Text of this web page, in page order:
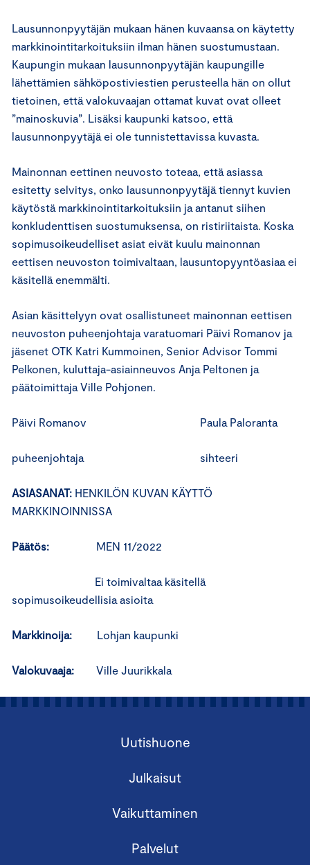
Lausunnonpyytäjän mukaan hänen kuvaansa on käytetty
markkinointitarkoituksiin ilman hänen suostumustaan.
Kaupungin mukaan lausunnonpyytäjän kaupungille
lähettämien sähköpostiviestien perusteella hän on ollut
tietoinen, että valokuvaajan ottamat kuvat ovat olleet
”mainoskuvia”. Lisäksi kaupunki katsoo, että
lausunnonpyytäjä ei ole tunnistettavissa kuvasta.
Mainonnan eettinen neuvosto toteaa, että asiassa
esitetty selvitys, onko lausunnonpyytäjä tiennyt kuvien
käytöstä markkinointitarkoituksiin ja antanut siihen
konkludenttisen suostumuksensa, on ristiriitaista. Koska
sopimusoikeudelliset asiat eivät kuulu mainonnan
eettisen neuvoston toimivaltaan, lausuntopyyntöasiaa ei
käsitellä enemmälti.
Asian käsittelyyn ovat osallistuneet mainonnan eettisen
neuvoston puheenjohtaja varatuomari Päivi Romanov ja
jäsenet OTK Katri Kummoinen, Senior Advisor Tommi
Pelkonen, kuluttaja-asiainneuvos Anja Peltonen ja
päätoimittaja Ville Pohjonen.
Päivi Romanov Paula Paloranta
puheenjohtaja sihteeri
ASIASANAT: HENKILÖN KUVAN KÄYTTÖ
MARKKINOINNISSA
Päätös: MEN 11/2022
Ei toimivaltaa käsitellä
sopimusoikeudellisia asioita
Markkinoija: Lohjan kaupunki
Valokuvaaja: Ville Juurikkala
Uutishuone
Julkaisut
Vaikuttaminen
Palvelut